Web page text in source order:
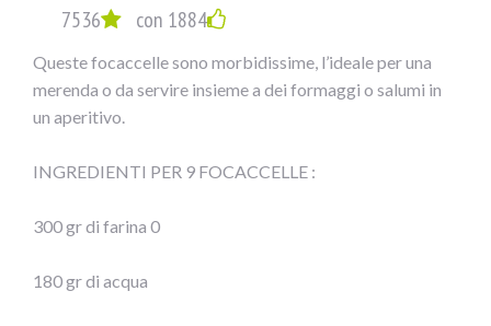
7536 con 1884
Queste focaccelle sono morbidissime, l’ideale per una
merenda o da servire insieme a dei formaggi o salumi in
un aperitivo.
INGREDIENTI PER 9 FOCACCELLE :
300 gr di farina 0
180 gr di acqua